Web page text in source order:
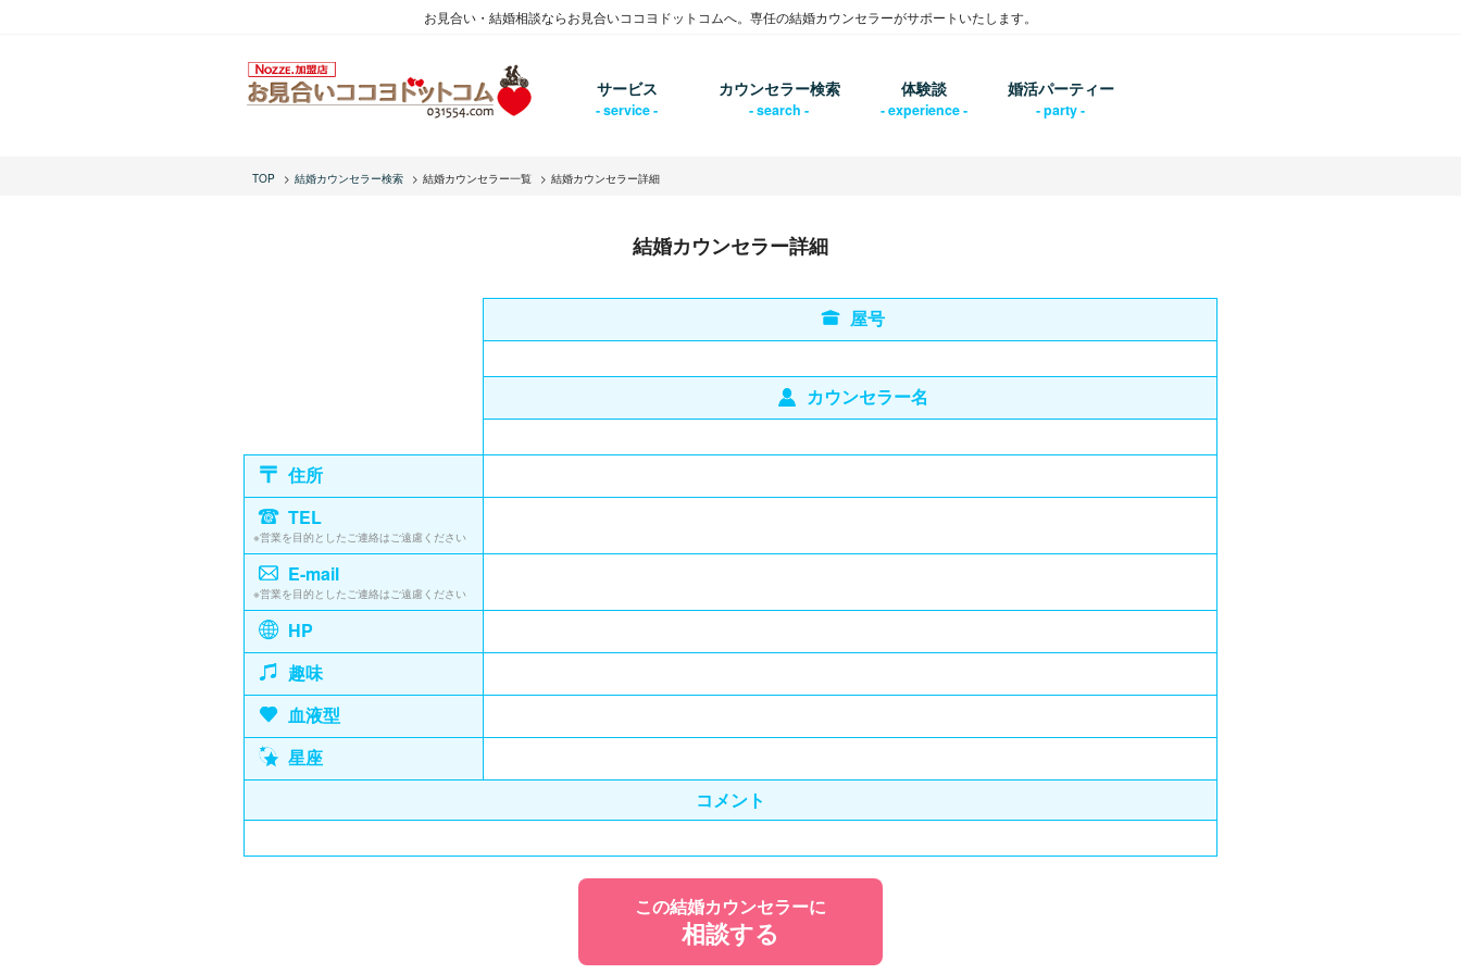
お見合い・結婚相談ならお見合いココヨドットコムへ。専任の結婚カウンセラーがサポートいたします。
サービス カウンセラー検索 体験談 婚活パーティー
TOP 結婚カウンセラー検索 結婚カウンセラー一覧 結婚カウンセラー詳細
結婚カウンセラー詳細
屋号
カウンセラー名
住所
TEL
※営業を目的としたご連絡はご遠慮ください
E-mail
※営業を目的としたご連絡はご遠慮ください
HP
趣味
血液型
星座
コメント
この結婚カウンセラーに
相談する